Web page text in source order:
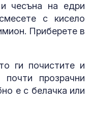
чесъна на едри
с кисело
Приберете в
ги почистите и
прозрачни
е с белачка или